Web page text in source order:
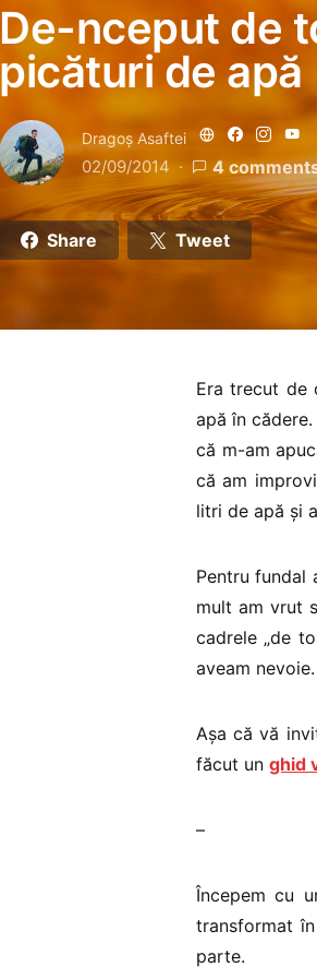
De-nceput de
picături de apă
Dragoş Asaftei
02/09/2014 4
Share Tweet
Era trecut de
apă în
că m-am
că am
litri de apă și
Pentru fundal
mult am vrut
cadrele „de
aveam nevoie.
Așa că vă
făcut un ghid
–
Începem cu
transformat
parte.